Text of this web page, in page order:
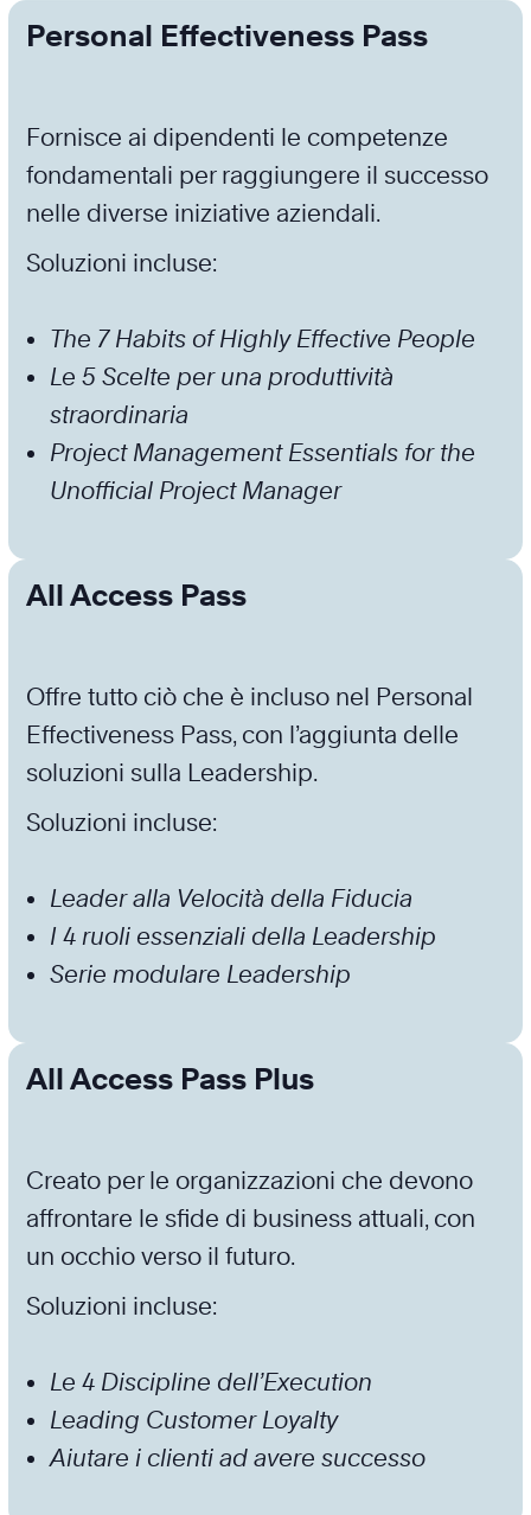
Personal Effectiveness Pass
Fornisce ai dipendenti le competenze
fondamentali per raggiungere il successo
nelle diverse iniziative aziendali.
Soluzioni incluse:
The 7 Habits of Highly Effective People
Le 5 Scelte per una produttività
straordinaria
Project Management Essentials for the
Unofficial Project Manager
All Access Pass
Offre tutto ciò che è incluso nel Personal
Effectiveness Pass, con l’aggiunta delle
soluzioni sulla Leadership.
Soluzioni incluse:
Leader alla Velocità della Fiducia
I 4 ruoli essenziali della Leadership
Serie modulare Leadership
All Access Pass Plus
Creato per le organizzazioni che devono
affrontare le sfide di business attuali, con
un occhio verso il futuro.
Soluzioni incluse:
Le 4 Discipline dell’Execution
Leading Customer Loyalty
Aiutare i clienti ad avere successo